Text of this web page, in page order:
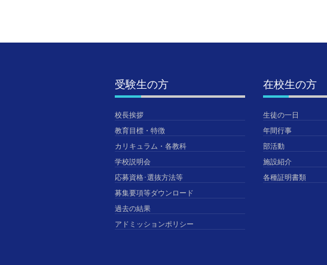
受験生の方
校長挨拶
教育目標・特徴
カリキュラム・各教科
学校説明会
応募資格･選抜方法等
募集要項等ダウンロード
過去の結果
アドミッションポリシー
在校生の方
生徒の一日
年間行事
部活動
施設紹介
各種証明書類